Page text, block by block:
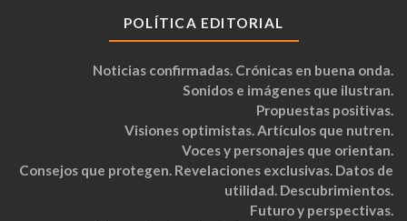
POLÍTICA EDITORIAL
Noticias confirmadas. Crónicas en buena onda.
Sonidos e imágenes que ilustran.
Propuestas positivas.
Visiones optimistas. Artículos que nutren.
Voces y personajes que orientan.
Consejos que protegen. Revelaciones exclusivas. Datos de
utilidad. Descubrimientos.
Futuro y perspectivas.